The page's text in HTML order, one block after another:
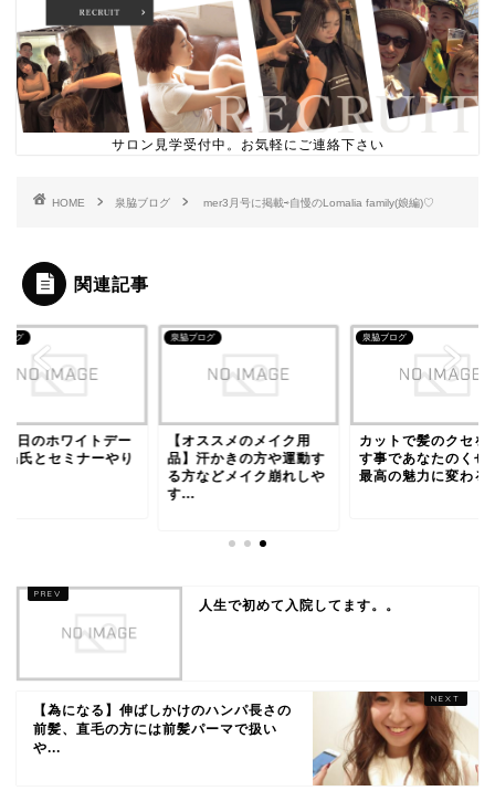
サロン見学受付中。お気軽にご連絡下さい
HOME 泉脇ブログ mer3月号に掲載⇨自慢のLomalia family(娘編)♡
関連記事
ログ
日のホワイトデー
島氏とセミナーやり
泉脇ブログ
【オススメのメイク用
品】汗かきの方や運動す
る方などメイク崩れしや
す...
泉脇ブログ
カットで髪のクセを
す事であなたのくせ
最高の魅力に変わる
人生で初めて入院してます。。
【為になる】伸ばしかけのハンパ長さの
前髪、直毛の方には前髪パーマで扱い
や...